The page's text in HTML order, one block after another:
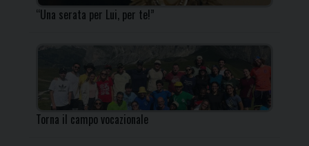
“Una serata per Lui, per te!”
Torna il campo vocazionale